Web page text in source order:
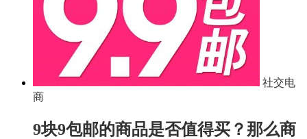
社交电
商
9块9包邮的商品是否值得买？那么商